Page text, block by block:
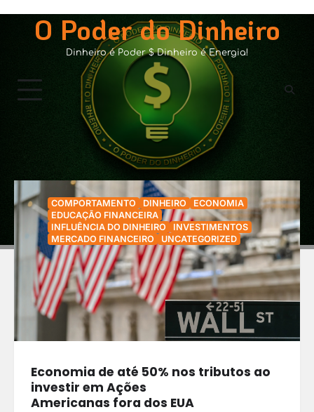
contentO Poder do Dinheiro
Dinheiro é Poder $ Dinheiro é Energia!
dezembro 2023
COMPORTAMENTO DINHEIRO
ECONOMIA
EDUCAÇÃO FINANCEIRA
INFLUÊNCIA DO DINHEIRO
INVESTIMENTOS
MERCADO FINANCEIRO
UNCATEGORIZED
Economia de até 50% nos tributos ao
investir em Ações
Americanas fora dos EUA